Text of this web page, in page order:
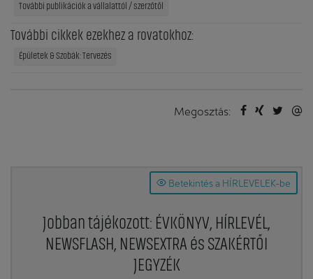
További publikációk a vállalattól / szerzőtől
További cikkek ezekhez a rovatokhoz:
Épületek & Szobák: Tervezés
Megosztás:
Betekintés a HÍRLEVELEK-be
Jobban tájékozott: ÉVKÖNYV, HÍRLEVÉL,
NEWSFLASH, NEWSEXTRA és SZAKÉRTŐI
JEGYZÉK